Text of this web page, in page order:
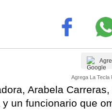
Agrega La Tecla
Arabela
un funcionario que